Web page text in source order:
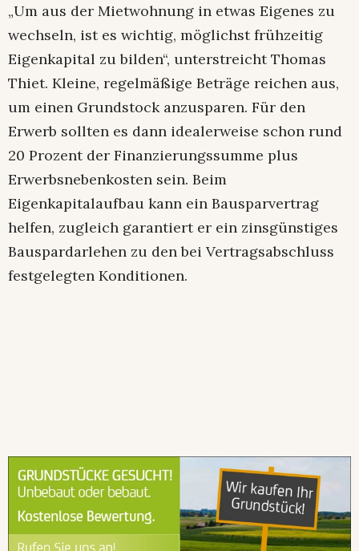
„Um aus der Mietwohnung in etwas Eigenes zu
wechseln, ist es wichtig, möglichst frühzeitig
Eigenkapital zu bilden“, unterstreicht Thomas
Thiet. Kleine, regelmäßige Beträge reichen aus,
um einen Grundstock anzusparen. Für den
Erwerb sollten es dann idealerweise schon rund
20 Prozent der Finanzierungssumme plus
Erwerbsnebenkosten sein. Beim
Eigenkapitalaufbau kann ein Bausparvertrag
helfen, zugleich garantiert er ein zinsgünstiges
Bauspardarlehen zu den bei Vertragsabschluss
festgelegten Konditionen.